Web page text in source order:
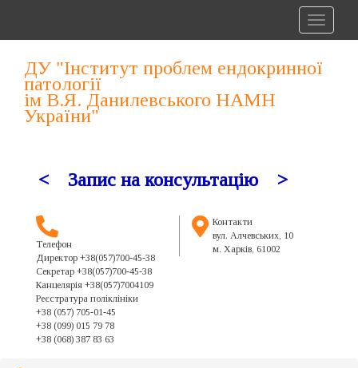
Toggle
ДУ "Інститут проблем ендокринної
патології
ім В.Я. Данилевського НАМН
України"
< Запис на консультацію >
Телефон
Директор +38(057)700-45-38
Секретар +38(057)700-45-38
Канцелярія +38(057)7004109
Реєстратура поліклініки
+38 (057) 705-01-45
+38 (099) 015 79 78
+38 (068) 387 83 63
Контакти
вул. Алчевських, 10
м. Харків, 61002